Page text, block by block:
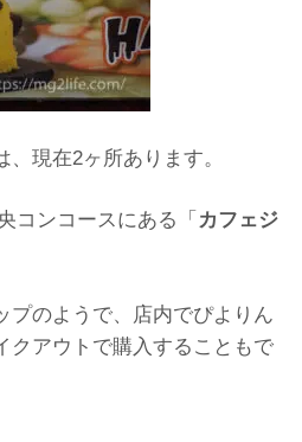
現在2ヶ所あります。
コンコースにある「 カフェジ
プのようで、店内でぴよりん
クアウトで購入することもで